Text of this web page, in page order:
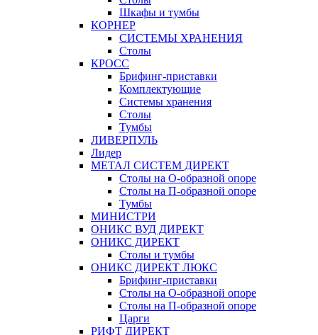
Шкафы и тумбы
КОРНЕР
СИСТЕМЫ ХРАНЕНИЯ
Столы
КРОСС
Брифинг-приставки
Комплектующие
Системы хранения
Столы
Тумбы
ЛИВЕРПУЛЬ
Лидер
МЕТАЛ СИСТЕМ ДИРЕКТ
Столы на О-образной опоре
Столы на П-образной опоре
Тумбы
МИНИСТРИ
ОНИКС ВУД ДИРЕКТ
ОНИКС ДИРЕКТ
Столы и тумбы
ОНИКС ДИРЕКТ ЛЮКС
Брифинг-приставки
Столы на О-образной опоре
Столы на П-образной опоре
Царги
РИФТ ДИРЕКТ